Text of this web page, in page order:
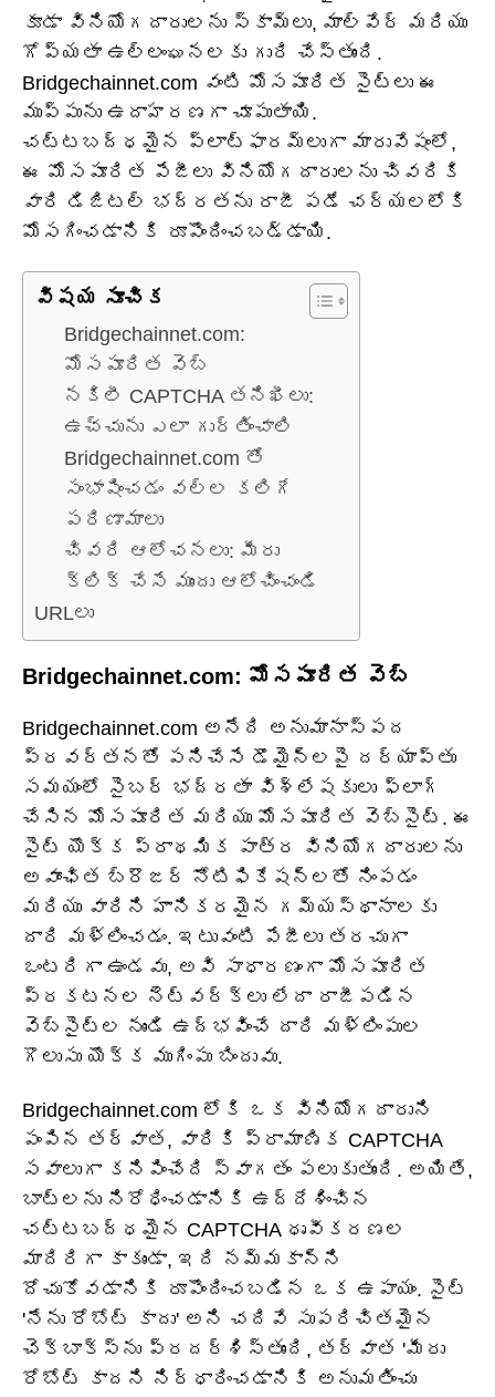
కూడా వినియోగదారులను స్కామ్‌లు, మాల్వేర్ మరియు
గోప్యతా ఉల్లంఘనలకు గురి చేస్తుంది.
Bridgechainnet.com వంటి మోసపూరిత సైట్‌లు ఈ
ముప్పును ఉదాహరణగా చూపుతాయి.
చట్టబద్ధమైన ప్లాట్‌ఫారమ్‌లుగా మారువేషంలో,
ఈ మోసపూరిత పేజీలు వినియోగదారులను చివరికి
వారి డిజిటల్ భద్రతను రాజీ పడే చర్యలలోకి
మోసగించడానికి రూపొందించబడ్డాయి.
విషయ సూచిక
Bridgechainnet.com:
మోసపూరిత వెబ్
నకిలీ CAPTCHA తనిఖీలు:
ఉచ్చును ఎలా గుర్తించాలి
Bridgechainnet.com తో
సంభాషించడం వల్ల కలిగే
పరిణామాలు
చివరి ఆలోచనలు: మీరు
క్లిక్ చేసే ముందు ఆలోచించండి
URLలు
Bridgechainnet.com: మోసపూరిత వెబ్
Bridgechainnet.com అనేది అనుమానాస్పద
ప్రవర్తనతో పనిచేసే డొమైన్‌లపై దర్యాప్తు
సమయంలో సైబర్ భద్రతా విశ్లేషకులు ఫ్లాగ్
చేసిన మోసపూరిత మరియు మోసపూరిత వెబ్‌సైట్. ఈ
సైట్ యొక్క ప్రాథమిక పాత్ర వినియోగదారులను
అవాంఛిత బ్రౌజర్ నోటిఫికేషన్‌లతో నింపడం
మరియు వారిని హానికరమైన గమ్యస్థానాలకు
దారి మళ్లించడం. ఇటువంటి పేజీలు తరచుగా
ఒంటరిగా ఉండవు, అవి సాధారణంగా మోసపూరిత
ప్రకటనల నెట్‌వర్క్‌లు లేదా రాజీపడిన
వెబ్‌సైట్‌ల నుండి ఉద్భవించే దారి మళ్లింపుల
గొలుసు యొక్క ముగింపు బిందువు.
Bridgechainnet.com లోకి ఒక వినియోగదారుని
పంపిన తర్వాత, వారికి ప్రామాణిక CAPTCHA
సవాలుగా కనిపించేది స్వాగతం పలుకుతుంది. అయితే,
బాట్‌లను నిరోధించడానికి ఉద్దేశించిన
చట్టబద్ధమైన CAPTCHA ధృవీకరణల
మాదిరిగా కాకుండా, ఇది నమ్మకాన్ని
దోచుకోవడానికి రూపొందించబడిన ఒక ఉపాయం. సైట్
'నేను రోబోట్ కాదు' అని చదివే సుపరిచితమైన
చెక్‌బాక్స్‌ను ప్రదర్శిస్తుంది, తర్వాత 'మీరు
రోబోట్ కాదని నిర్ధారించడానికి అనుమతించు